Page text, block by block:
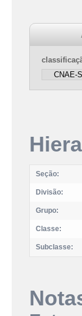
Seção:
Divisão:
Grupo:
Classe:
Subclasse: